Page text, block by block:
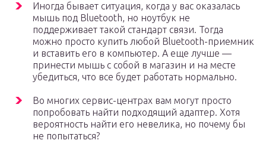
Иногда бывает ситуация, когда у вас оказалась
мышь под Bluetooth, но ноутбук не
поддерживает такой стандарт связи. Тогда
можно просто купить любой Bluetooth-приемник
и вставить его в компьютер. А еще лучше —
принести мышь с собой в магазин и на месте
убедиться, что все будет работать нормально.
Во многих сервис-центрах вам могут просто
попробовать найти подходящий адаптер. Хотя
вероятность найти его невелика, но почему бы
не попытаться?